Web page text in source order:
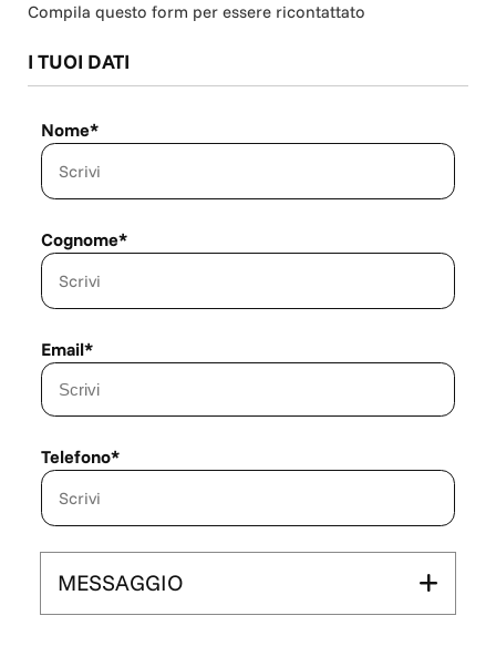
Compila questo form per essere ricontattato
I TUOI DATI
Nome*
Cognome*
Email*
Telefono*
MESSAGGIO